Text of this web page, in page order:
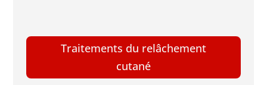
Traitements du relâchement
cutané